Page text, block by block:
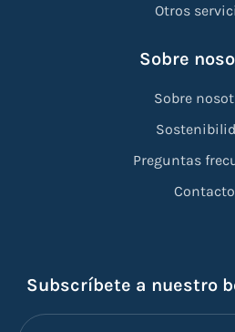
Otros
Sobre
Sobre
Preguntas
Contacto
Subscríbete a nuestro